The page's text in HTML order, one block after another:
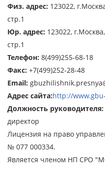
Физ. адрес: 123022,
стр.1
Юр. адрес: 123022,
стр.1
Телефон: 8(499)255-68-18
Факс: +7(499)252-28-48
Email:
Адрес сайта:http://
Должность руководителя:
директор
Лицензия на право
№ 077 000334.
Является членом НП СРО